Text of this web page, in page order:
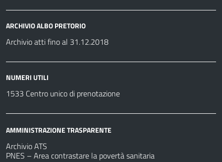
ARCHIVIO ALBO PRETORIO
Archivio atti fino al 31.12.2018
NUMERI UTILI
1533 Centro unico di prenotazione
AMMINISTRAZIONE TRASPARENTE
Archivio ATS
PNES – Area contrastare la povertà sanitaria